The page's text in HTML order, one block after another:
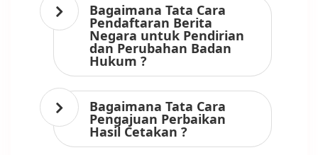
Bagaimana Tata Cara
Pendaftaran Berita
Negara untuk Pendirian
dan Perubahan Badan
Hukum ?
Bagaimana Tata Cara
Pengajuan Perbaikan
Hasil Cetakan ?